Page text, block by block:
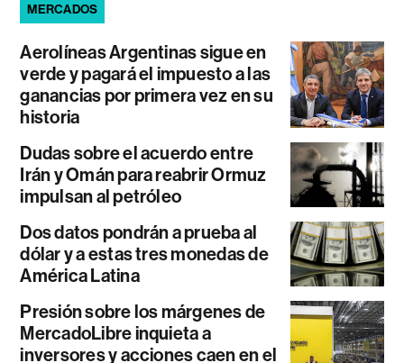
MERCADOS
Aerolíneas Argentinas sigue en
verde y pagará el impuesto a las
ganancias por primera vez en su
historia
Dudas sobre el acuerdo entre
Irán y Omán para reabrir Ormuz
impulsan al petróleo
Dos datos pondrán a prueba al
dólar y a estas tres monedas de
América Latina
Presión sobre los márgenes de
MercadoLibre inquieta a
inversores y acciones caen en el